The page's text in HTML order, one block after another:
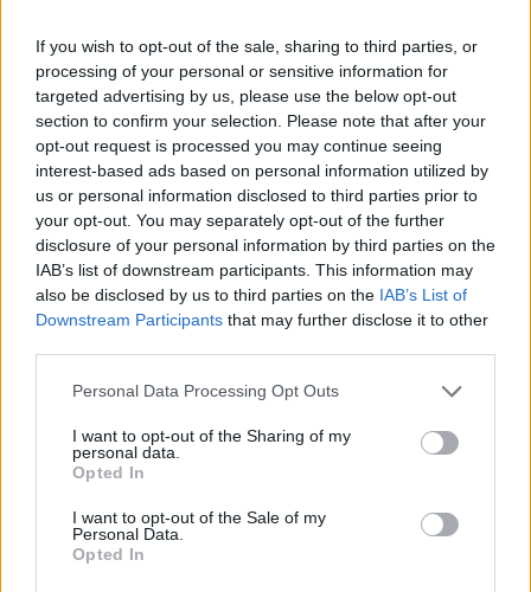
If you wish to opt-out of the sale, sharing to third parties, or
processing of your personal or sensitive information for
targeted advertising by us, please use the below opt-out
section to confirm your selection. Please note that after your
opt-out request is processed you may continue seeing
interest-based ads based on personal information utilized by
us or personal information disclosed to third parties prior to
your opt-out. You may separately opt-out of the further
disclosure of your personal information by third parties on the
IAB’s list of downstream participants. This information may
also be disclosed by us to third parties on the IAB’s List of
Downstream Participants that may further disclose it to other
Please note that this website/app uses one or more Google
not limited to your visit or usage behaviour. You may click to
grant or deny consent to Google and its third-party tags to
use your data for below specified purposes in below Google
consent section.
Personal Data Processing Opt Outs
I want to opt-out of the Sharing of my
personal data.
Opted In
I want to opt-out of the Sale of my
Personal Data.
Opted In
Όπως μπορείτε να δείτε και στο παρακάτω video του
πληκτρολογήσει *#*#7378423#*#* στο emergency
dial pad για να εμφανιστεί το service menu. Από εκεί,
επιλέγοντας NFC > NFC Dial Test ενεργοποιείται το
home button και πατώντας το περνά στη homescreen